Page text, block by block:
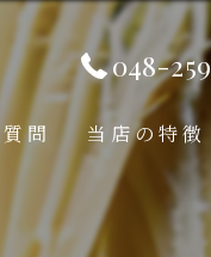
048-
問 当店の特徴
洋食